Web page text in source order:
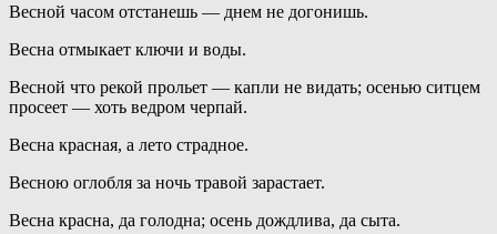
Весной часом отстанешь — днем не догонишь.
Весна отмыкает ключи и воды.
Весной что рекой прольет — капли не видать; осенью ситцем
просеет — хоть ведром черпай.
Весна красная, а лето страдное.
Весною оглобля за ночь травой зарастает.
Весна красна, да голодна; осень дождлива, да сыта.